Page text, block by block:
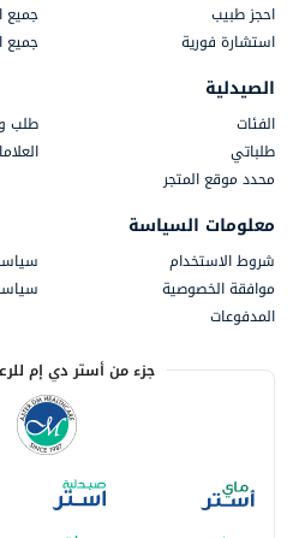
احجز طبيب
جميع
استشارة فورية
جميع
الصيدلية
الفئات
طلب
طلباتي
محدد موقع المتجر
معلومات السياسة
شروط الاستخدام
موافقة الخصوصية
المدفوعات
جزء من أستر دي إم